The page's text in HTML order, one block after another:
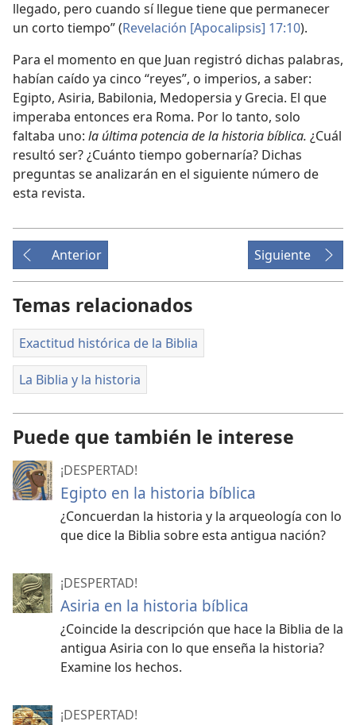
llegado, pero cuando sí llegue tiene que permanecer
un corto tiempo” (Revelación [Apocalipsis] 17:10).
Para el momento en que Juan registró dichas palabras,
habían caído ya cinco “reyes”, o imperios, a saber:
Egipto, Asiria, Babilonia, Medopersia y Grecia. El que
imperaba entonces era Roma. Por lo tanto, solo
faltaba uno: la última potencia de la historia bíblica. ¿Cuál
resultó ser? ¿Cuánto tiempo gobernaría? Dichas
preguntas se analizarán en el siguiente número de
esta revista.
Anterior Siguiente
Temas relacionados
Exactitud histórica de la Biblia
La Biblia y la historia
Puede que también le interese
¡DESPERTAD!
Egipto en la historia bíblica
¿Concuerdan la historia y la arqueología con lo
que dice la Biblia sobre esta antigua nación?
¡DESPERTAD!
Asiria en la historia bíblica
¿Coincide la descripción que hace la Biblia de la
antigua Asiria con lo que enseña la historia?
Examine los hechos.
¡DESPERTAD!